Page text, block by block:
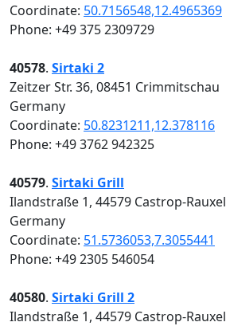
Coordinate: 50.7156548,12.4965369
Phone: +49 375 2309729
40578. Sirtaki 2
Zeitzer Str. 36, 08451 Crimmitschau
Germany
Coordinate: 50.8231211,12.378116
Phone: +49 3762 942325
40579. Sirtaki Grill
Ilandstraße 1, 44579 Castrop-Rauxel
Germany
Coordinate: 51.5736053,7.3055441
Phone: +49 2305 546054
40580. Sirtaki Grill 2
Ilandstraße 1, 44579 Castrop-Rauxel